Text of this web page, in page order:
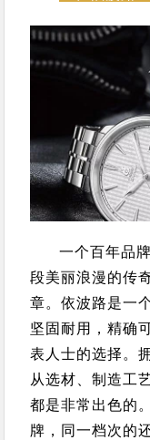
一个百年品
段美丽浪漫的传
章。依波路是一
坚固耐用，精确
表人士的选择。
从选材、制造工
都是非常出色的
牌，同一档次的